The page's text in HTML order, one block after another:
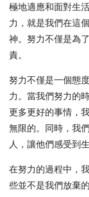
極地適應和面對生
力，就是我們在這
神。努力不僅是為
責。
努力不僅是一個態
力。當我們努力的
更多更好的事情，
無限的。同時，我
人，讓他們感受到
在努力的過程中，
些並不是我們放棄